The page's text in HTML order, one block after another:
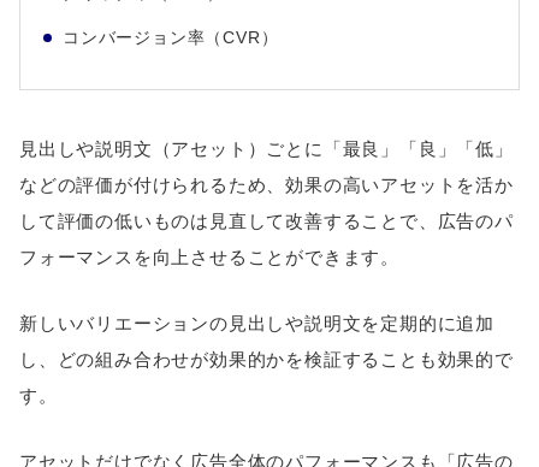
コンバージョン率（CVR）
見出しや説明文（アセット）ごとに「最良」「良」「低」
などの評価が付けられるため、効果の高いアセットを活か
して評価の低いものは見直して改善することで、広告のパ
フォーマンスを向上させることができます。
新しいバリエーションの見出しや説明文を定期的に追加
し、どの組み合わせが効果的かを検証することも効果的で
す。
アセットだけでなく広告全体のパフォーマンスも「広告の